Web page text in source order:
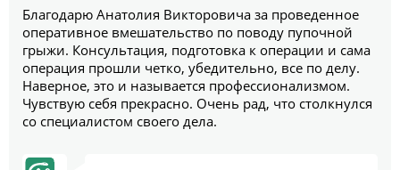
Благодарю Анатолия Викторовича за проведенное
оперативное вмешательство по поводу пупочной
грыжи. Консультация, подготовка к операции и сама
операция прошли четко, убедительно, все по делу.
Наверное, это и называется профессионализмом.
Чувствую себя прекрасно. Очень рад, что столкнулся
со специалистом своего дела.